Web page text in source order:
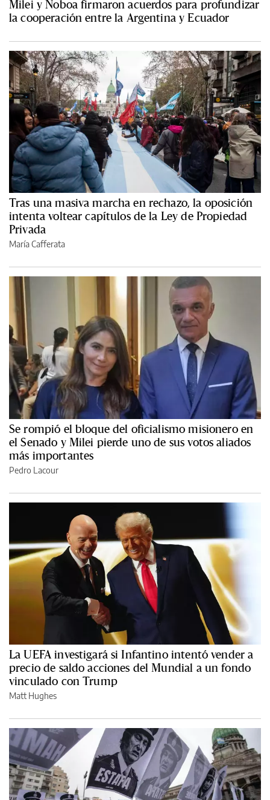
Milei y Noboa firmaron acuerdos para profundizar
la cooperación entre la Argentina y Ecuador
Tras una masiva marcha en rechazo, la oposición
intenta voltear capítulos de la Ley de Propiedad
Privada
María Cafferata
Se rompió el bloque del oficialismo misionero en
el Senado y Milei pierde uno de sus votos aliados
más importantes
Pedro Lacour
La UEFA investigará si Infantino intentó vender a
precio de saldo acciones del Mundial a un fondo
vinculado con Trump
Matt Hughes